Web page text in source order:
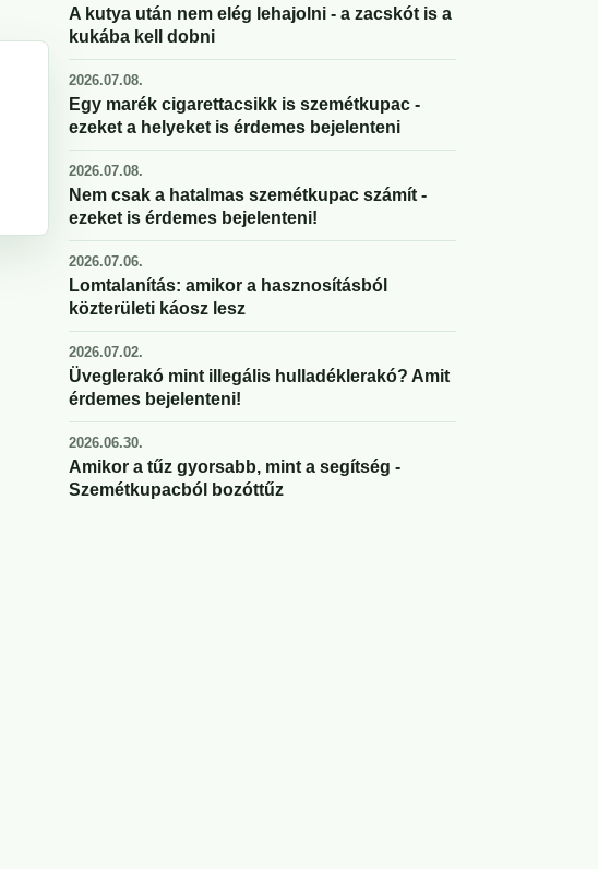
A kutya után nem elég lehajolni - a zacskót is a
kukába kell dobni
2026.07.08.
Egy marék cigarettacsikk is szemétkupac -
ezeket a helyeket is érdemes bejelenteni
2026.07.08.
Nem csak a hatalmas szemétkupac számít -
ezeket is érdemes bejelenteni!
2026.07.06.
Lomtalanítás: amikor a hasznosításból
közterületi káosz lesz
2026.07.02.
Üveglerakó mint illegális hulladéklerakó? Amit
érdemes bejelenteni!
2026.06.30.
Amikor a tűz gyorsabb, mint a segítség -
Szemétkupacból bozóttűz